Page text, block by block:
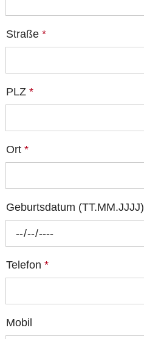
Straße *
PLZ *
Ort *
Geburtsdatum (TT.MM.JJJJ)
Telefon *
Mobil